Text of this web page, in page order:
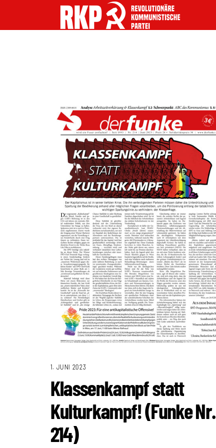
1. JUNI 2023
Klassenkampf statt
Kulturkampf! (Funke Nr.
214)